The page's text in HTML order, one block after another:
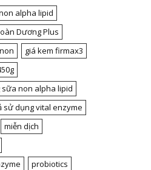
alpha lipid
Dương Plus
giá kem firmax3
non alpha lipid
sử dụng vital enzyme
miễn dịch
probiotics